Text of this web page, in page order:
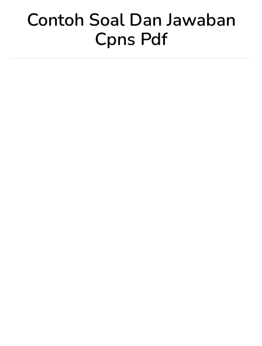
Contoh Soal Dan Jawaban
Cpns Pdf